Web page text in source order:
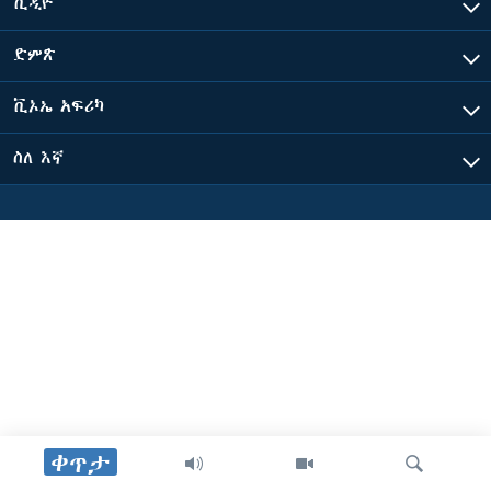
ቋንቋዎች
ቀጥታ
ድምጽ
ቪኦኤ አፍሪካ
ስለ እኛ